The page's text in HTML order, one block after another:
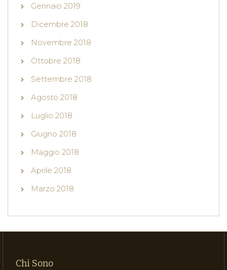
Gennaio 2019
Dicembre 2018
Novembre 2018
Ottobre 2018
Settembre 2018
Agosto 2018
Luglio 2018
Giugno 2018
Maggio 2018
Aprile 2018
Marzo 2018
Chi Sono